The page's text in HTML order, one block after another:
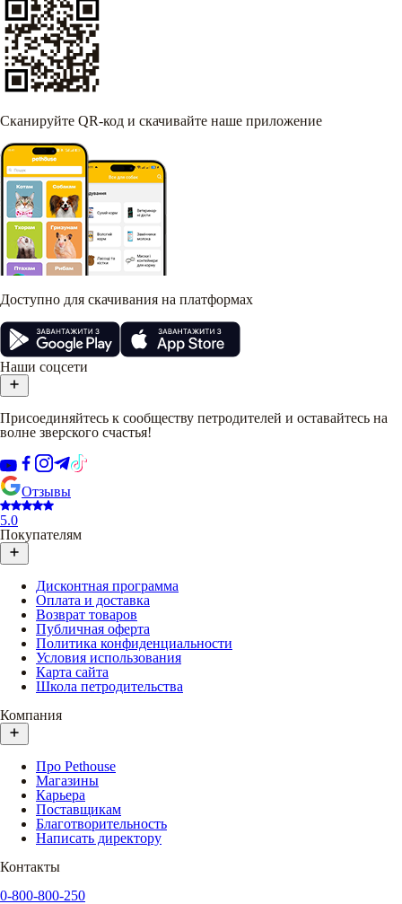
Сканируйте QR-код и скачивайте наше приложение
Доступно для скачивания на платформах
Наши соцсети
Присоединяйтесь к сообществу петродителей и оставайтесь на
волне зверского счастья!
Отзывы
5.0
Покупателям
Дисконтная программа
Оплата и доставка
Возврат товаров
Публичная оферта
Политика конфиденциальности
Условия использования
Карта сайта
Школа петродительства
Компания
Про Pethouse
Магазины
Карьера
Поставщикам
Благотворительность
Написать директору
Контакты
0-800-800-250